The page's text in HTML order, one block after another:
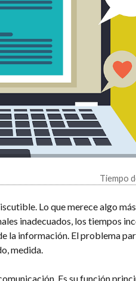
Tiempo
Lo que merece algo
inadecuados, los tiempos
la información. El problema
medida.
Es su función